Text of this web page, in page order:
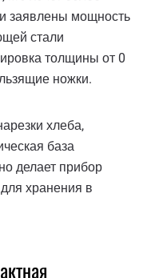
заявлены мощность
стали
толщины от 0
ножки.
хлеба,
база
делает прибор
хранения в